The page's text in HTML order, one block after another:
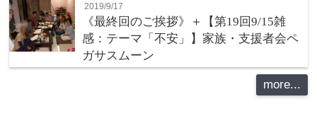
2019/9/17
《最終回のご挨拶》＋【第19回9/15雑
感：テーマ「不安」】家族・支援者会ペ
ガサスムーン
more...